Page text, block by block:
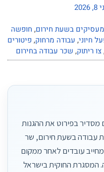
מעסיקים בשעת חירום, חופשה
חיוני, עבודה מרחוק, פיטורים
צו ריתוק, שכר עבודה בחירום
מסדיר בפירוט את ההגנות
עבודה בשעת חירום, שר
עובדים לאחר ממקום
המסגרת החוקית בישראל